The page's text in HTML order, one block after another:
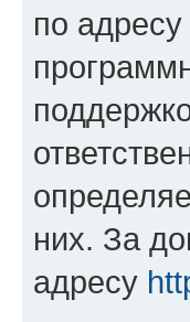
по адресу
них. За
адресу